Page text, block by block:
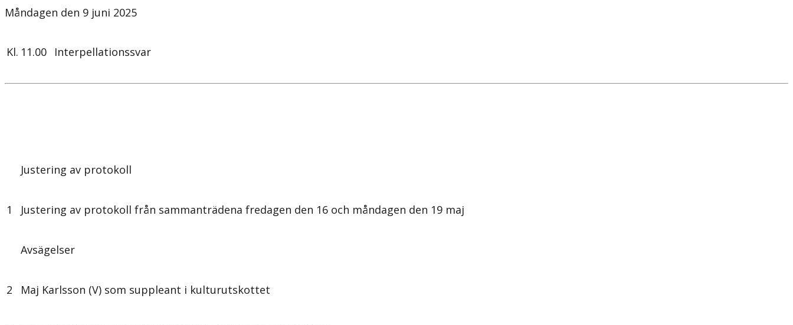
Måndagen den 9 juni 2025
Kl. 11.00 Interpellationssvar
Justering av protokoll
1 Justering av protokoll från sammanträdena fredagen den 16 och måndagen den 19 maj
Avsägelser
2 Maj Karlsson (V) som suppleant i kulturutskottet